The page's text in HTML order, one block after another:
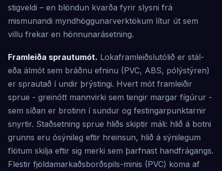
stigveldi – en blöndun kvarða fyrir slysni frá
mismunandi myndhöggunarverktökum lítur út sem
villu frekar en hönnunarásetning.
Framleiða sprautumót. Lokaframleiðslutólið er stál-
eða álmót sem bráðnu efninu (PVC, ABS, pólýstýren)
er sprautað í undir þrýstingi. Hvert mót framleiðir
sprue - greinótt mannvirki sem tengir margar fígúrur -
sem síðan er brotinn í sundur og festingarpunktarnir
snyrtir. Staðsetning sprue hliðs skiptir máli: hlið á botni
grunns eru ósýnileg eftir hreinsun, hlið á sýnilegum
flötum skilja eftir sig merki sem þarfnast handfrágangs.
Flestir fjöldamarkaðsborðspils-minis (PVC) koma af